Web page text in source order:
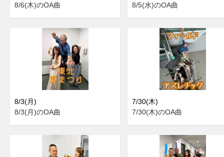
8/6(木)のOA曲
8/5(水)のOA曲
8/3(月)
8/3(月)のOA曲
7/30(木)
7/30(木)のOA曲